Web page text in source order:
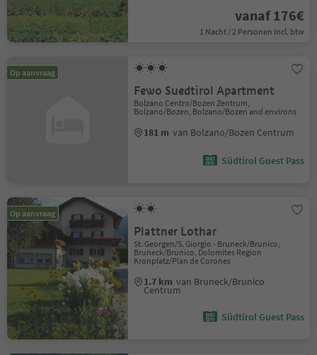
vanaf 176€
1 Nacht / 2 Personen Incl. btw
Op aanvraag
Fewo Suedtirol Apartment
Bolzano Centro/Bozen Zentrum,
Bolzano/Bozen, Bolzano/Bozen and environs
181 m van Bolzano/Bozen Centrum
Südtirol Guest Pass
Op aanvraag
Plattner Lothar
St. Georgen/S. Giorgio - Bruneck/Brunico,
Bruneck/Brunico, Dolomites Region
Kronplatz/Plan de Corones
1.7 km van Bruneck/Brunico
Centrum
Südtirol Guest Pass